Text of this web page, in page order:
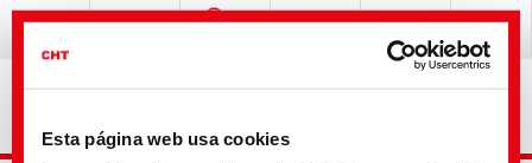
Esta página web usa cookies